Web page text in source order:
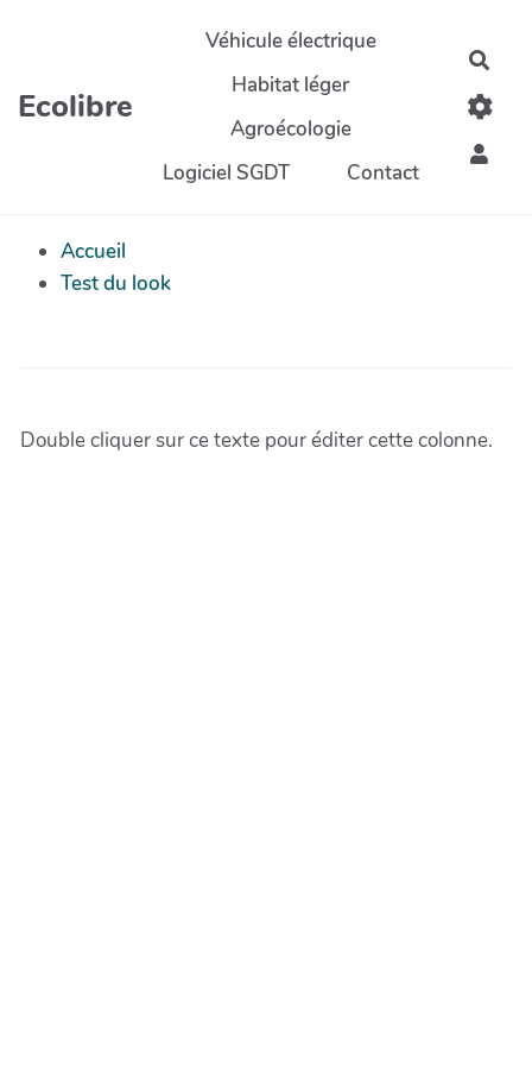
Aller au contenu principal
Ecolibre
Véhicule électrique
Habitat léger
Agroécologie
Logiciel SGDT
Contact
Accueil
Test du look
Double cliquer sur ce texte pour éditer cette colonne.